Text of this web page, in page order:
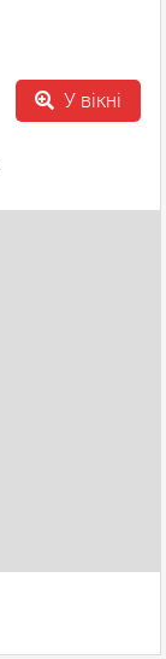
У вікні